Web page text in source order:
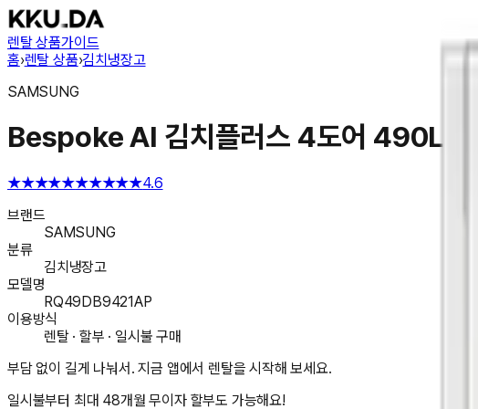
렌탈 상품가이드
홈›렌탈 상품›김치냉장고
SAMSUNG
Bespoke AI 김치플러스 4도어 490L
★★★★★★★★★★4.6
브랜드
SAMSUNG
분류
김치냉장고
모델명
RQ49DB9421AP
이용방식
렌탈 · 할부 · 일시불 구매
부담 없이 길게 나눠서. 지금 앱에서 렌탈을 시작해 보세요.
일시불부터 최대 48개월 무이자 할부도 가능해요!